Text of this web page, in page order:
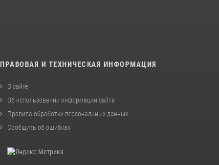
ПРАВОВАЯ И ТЕХНИЧЕСКАЯ ИНФОРМАЦИЯ
О сайте
Об использовании информации сайта
Правила обработки персональных данных
Сообщить об ошибках